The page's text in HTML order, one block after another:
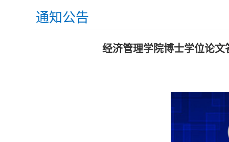
通知公告
经济管理学院博士学位论